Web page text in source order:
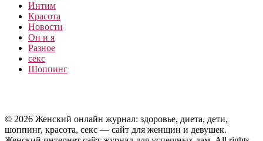
Интим
Красота
Новости
Он и я
Разное
секс
Шоппинг
© 2026 Женский онлайн журнал: здоровье, диета, дети,
шоппинг, красота, секс — сайт для женщин и девушек.